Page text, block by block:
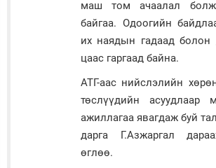
маш том ачаалал
байгаа. Одоогийн
их наядын гадаад болон
цаас гаргаад байна.
АТГ-аас нийслэлийн
төслүүдийн асуудлаар
ажиллагаа явагдаж буй
дарга Г.Азжаргал
өглөө.